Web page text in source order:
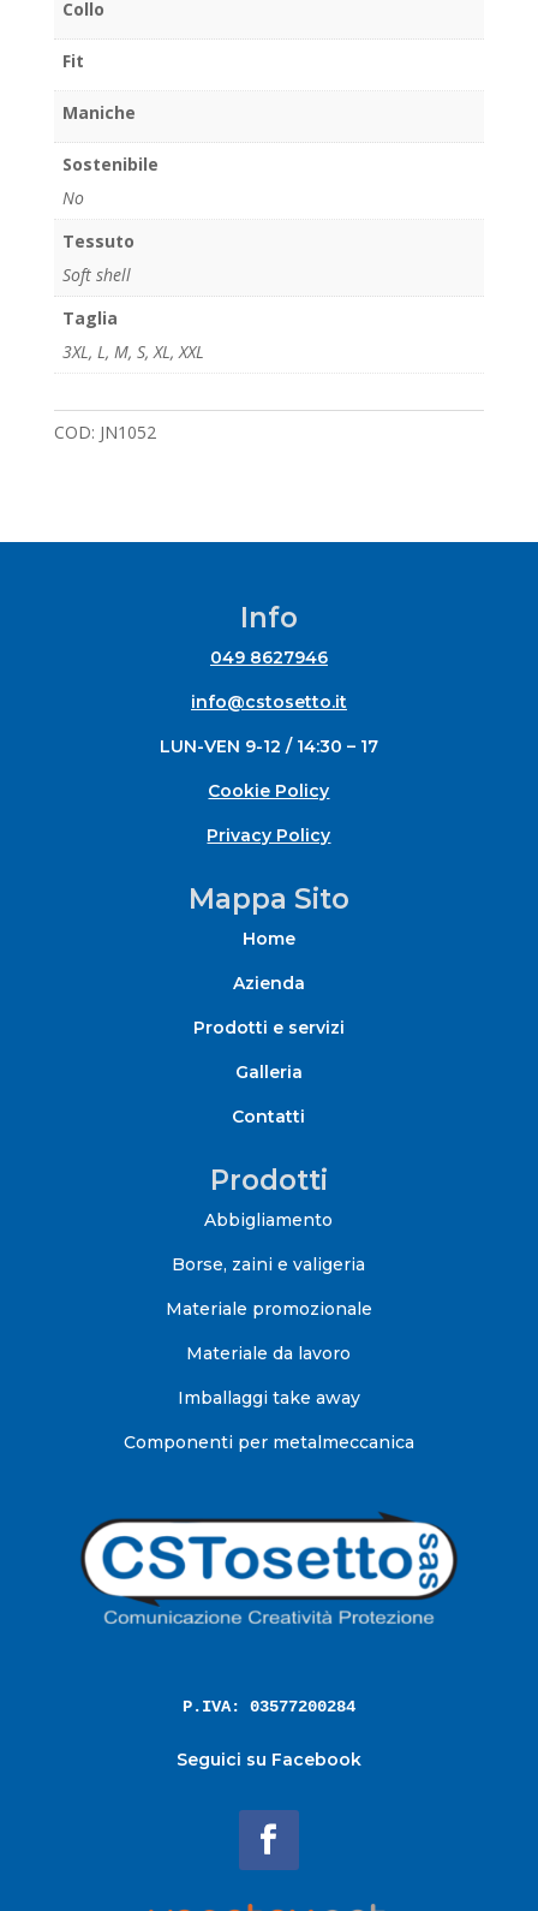
Collo
Fit
Maniche
Sostenibile
No
Tessuto
Soft shell
Taglia
3XL, L, M, S,XL,XXL
COD: JN1052
Info
049 8627946
info@cstosetto.it
LUN-VEN 9-12 / 14:30 – 17
Cookie Policy
Privacy Policy
Mappa Sito
Home
Azienda
Prodotti e servizi
Galleria
Contatti
Prodotti
Abbigliamento
Borse, zaini e valigeria
Materiale promozionale
Materiale da lavoro
Imballaggi take away
Componenti per metalmeccanica
P.IVA: 03577200284
Seguici su Facebook